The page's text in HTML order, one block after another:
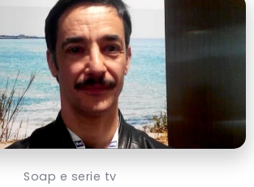
Soap e serie tv